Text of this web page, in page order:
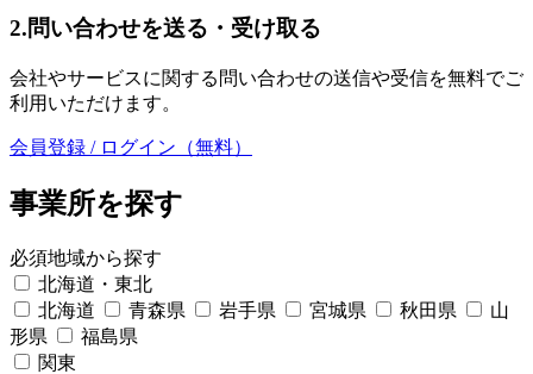
2.問い合わせを送る・受け取る
会社やサービスに関する問い合わせの送信や受信を無料でご
利用いただけます。
会員登録 / ログイン（無料）
事業所を探す
必須地域から探す
北海道・東北
北海道
青森県 岩手県 宮城県 秋田県
山
形県
福島県
関東